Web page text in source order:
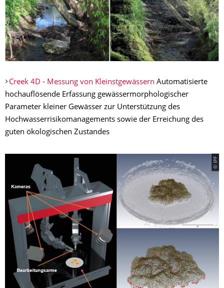
Creek 4D - Messung von Kleinstgewässern Automatisierte
hochauflösende Erfassung gewässermorphologischer
Parameter kleiner Gewässer zur Unterstützung des
Hochwasserrisikomanagements sowie der Erreichung des
guten ökologischen Zustandes
© IPF